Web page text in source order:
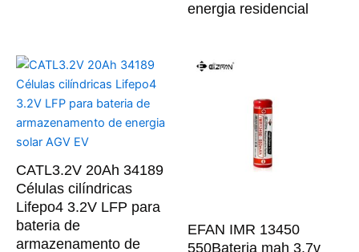
energia residencial
CATL3.2V 20Ah 34189
Células cilíndricas
Lifepo4 3.2V LFP para
bateria de
armazenamento de
EFAN IMR 13450
550Bateria mah 3.7v